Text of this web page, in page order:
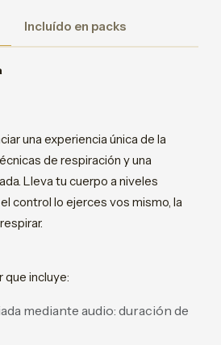
Incluído en packs
una experiencia única de la
de respiración y una
Lleva tu cuerpo a niveles
control lo ejerces vos mismo, la
que incluye:
mediante audio: duración de